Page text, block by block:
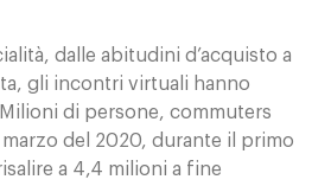
dalle abitudini d’acquisto a
gli incontri virtuali hanno
di persone, commuters
del 2020, durante il primo
a 4,4 milioni a fine